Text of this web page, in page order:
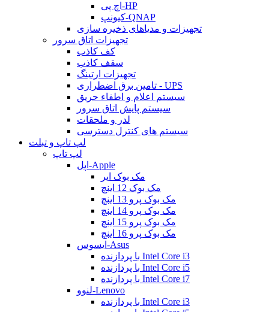
اچ پی-HP
کیونپ-QNAP
تجهیزات و مدیاهای ذخیره سازی
تجهیزات اتاق سرور
کف کاذب
سقف کاذب
تجهیزات ارتینگ
تامین برق اضطراری - UPS
سیستم اعلام و اطفاء حریق
سیستم پایش اتاق سرور
لدر و ملحقات
سیستم های کنترل دسترسی
لپ تاپ و تبلت
لپ تاپ
اپل-Apple
مک بوک ایر
مک بوک 12 اینچ
مک بوک پرو 13 اینچ
مک بوک پرو 14 اینچ
مک بوک پرو 15 اینچ
مک بوک پرو 16 اینچ
ایسوس-Asus
با پردازنده Intel Core i3
با پردازنده Intel Core i5
با پردازنده Intel Core i7
لنوو-Lenovo
با پردازنده Intel Core i3